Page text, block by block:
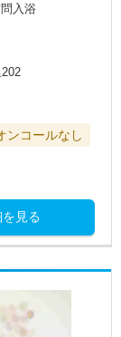
入浴
ンコールなし
見る